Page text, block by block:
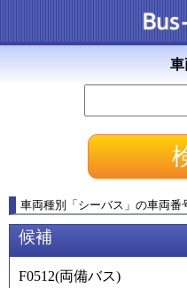
車
車両種別 「 シーバス 」 の車両番
候補
F0512(両備バス)